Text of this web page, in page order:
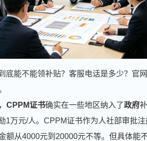
底能不能领补贴？客服电话是多少？官
CPPM证书确实在一些地区纳入了政府
1万元/人。CPPM证书作为人社部审批
额从4000元到20000元不等。但具体能